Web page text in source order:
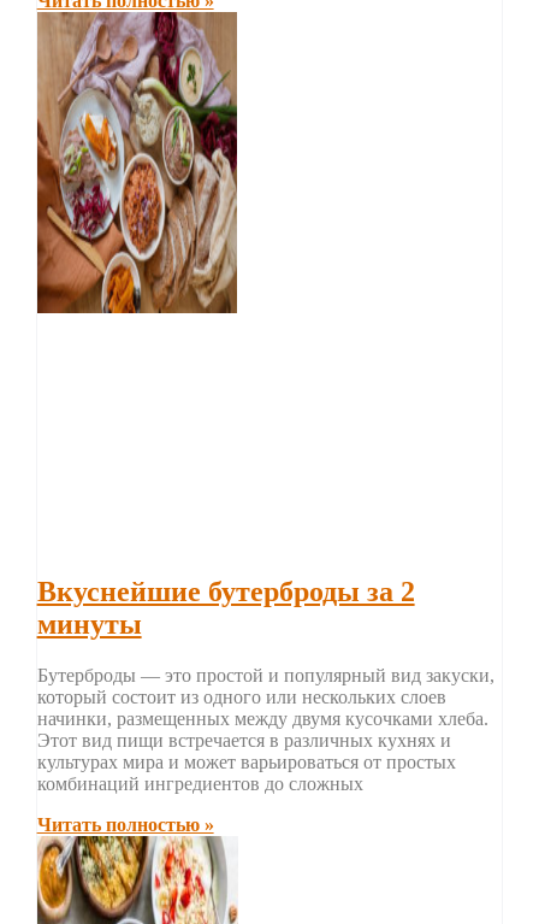
Вкуснейшие бутерброды за 2
минуты
Бутерброды — это простой и популярный вид закуски,
который состоит из одного или нескольких слоев
начинки, размещенных между двумя кусочками хлеба.
Этот вид пищи встречается в различных кухнях и
культурах мира и может варьироваться от простых
комбинаций ингредиентов до сложных
Читать полностью »